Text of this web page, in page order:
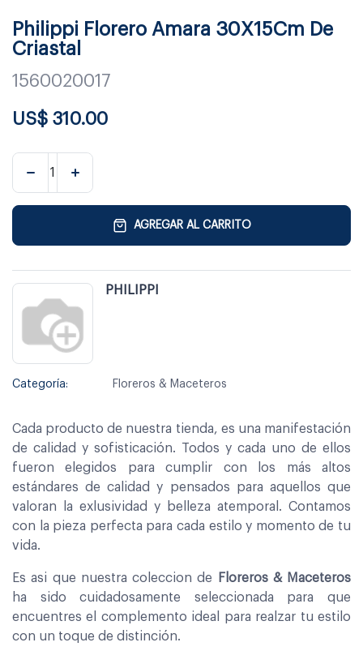
Philippi Florero Amara 30X15Cm De
Criastal
1560020017
US$ 310.00
AGREGAR AL CARRITO
PHILIPPI
Categoría: Floreros & Maceteros
Cada producto de nuestra tienda, es una manifestación
de calidad y sofisticación. Todos y cada uno de ellos
fueron elegidos para cumplir con los más altos
estándares de calidad y pensados para aquellos que
valoran la exlusividad y belleza atemporal. Contamos
con la pieza perfecta para cada estilo y momento de tu
vida.
Es asi que nuestra coleccion de
Floreros & Maceteros
ha sido cuidadosamente seleccionada para que
encuentres el complemento ideal para realzar tu estilo
con un toque de distinción.